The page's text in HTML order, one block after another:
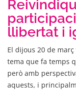
llibertat i
El dijous 20 de
tema que fa temps
però amb
aquests, i